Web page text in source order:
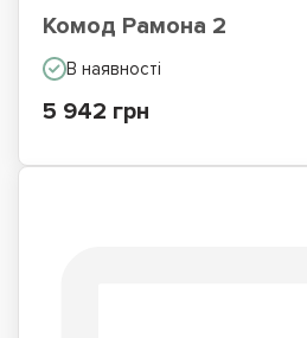
Комод Рамона 2
В наявності
5 942 грн